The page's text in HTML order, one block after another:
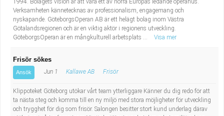
1994. Bolagets vision är att vara ett av norra Europas ledande operahus.
Verksamheten kännetecknas av professionalism, engagemang och
nyskapande. GöteborgsOperan AB är ett helägt bolag inom Västra
Götalandsregionen och är en viktig aktör i regionens utveckling.
GöteborgsOperan är en mångkulturell arbetsplats ...
Visa mer
Frisör sökes
Ansök Jun 1 Kallawe AB Frisör
Klippoteket Göteborg utökar vårt team ytterliggare Känner du dig redo för att
ta nästa steg och komma till en ny miljö med stora möjligheter för utveckling
och trygghet för dig som frisör. Salongen besitter stort kund underlag därav